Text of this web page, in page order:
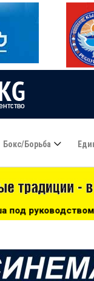
Бокс/борьба
Байматова